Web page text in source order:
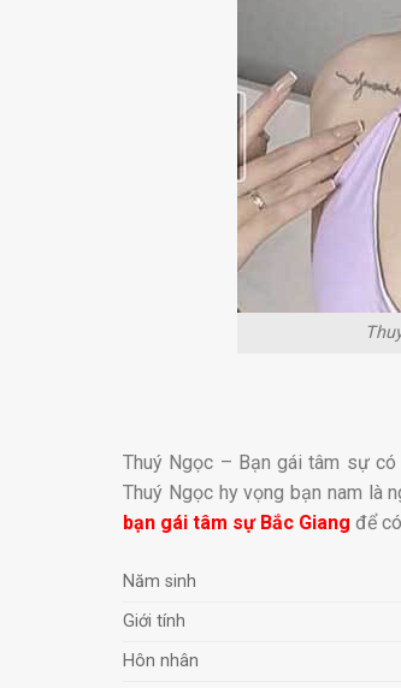
Thuý Ngọc – Bạn gái tâm sự
Thuý Ngọc hy vọng bạn nam là
bạn gái tâm sự Bắc Giang để
Năm sinh
Giới tính
Hôn nhân